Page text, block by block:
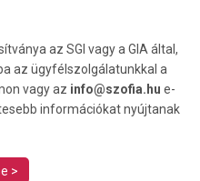
az SGI vagy a GIA által,
az ügyfélszolgálatunkkal a
vagy az info@szofia.hu e-
információkat nyújtanak
>